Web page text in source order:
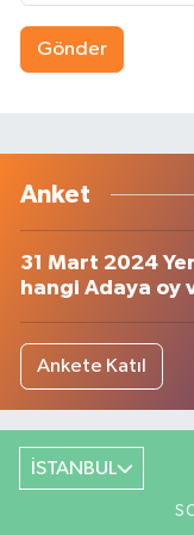
Gönder
Anket
31 Mart 2024
hangi Adaya oy
Ankete Katıl
İSTANBUL